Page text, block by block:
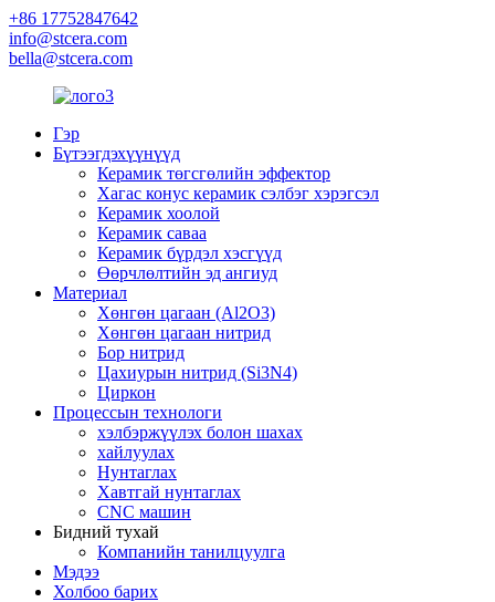
+86 17752847642
info@stcera.com
bella@stcera.com
Гэр
Бүтээгдэхүүнүүд
Керамик төгсгөлийн эффектор
Хагас конус керамик сэлбэг хэрэгсэл
Керамик хоолой
Керамик саваа
Керамик бүрдэл хэсгүүд
Өөрчлөлтийн эд ангиуд
Материал
Хөнгөн цагаан (Al2O3)
Хөнгөн цагаан нитрид
Бор нитрид
Цахиурын нитрид (Si3N4)
Циркон
Процессын технологи
хэлбэржүүлэх болон шахах
хайлуулах
Нунтаглах
Хавтгай нунтаглах
CNC машин
Бидний тухай
Компанийн танилцуулга
Мэдээ
Холбоо барих